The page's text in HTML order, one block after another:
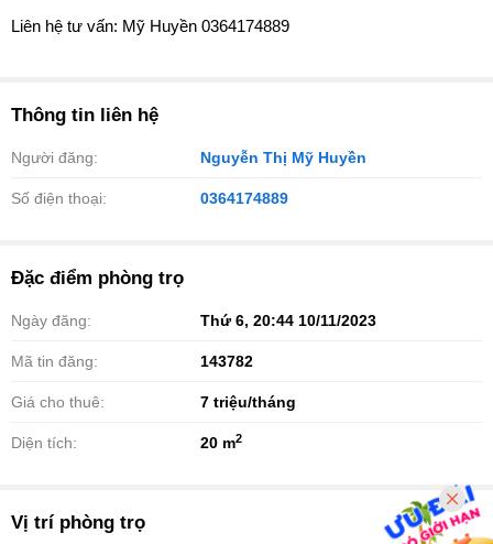
Liên hệ tư vấn: Mỹ Huyền 0364174889
Thông tin liên hệ
Người đăng: Nguyễn Thị Mỹ Huyền
Số điện thoại: 0364174889
Đặc điểm phòng trọ
Ngày đăng: Thứ 6, 20:44 10/11/2023
Mã tin đăng: 143782
Giá cho thuê: 7 triệu/tháng
Diện tích: 20 m2
Vị trí phòng trọ